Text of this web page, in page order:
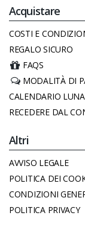
Acquistare
COSTI E
REGALO SICURO
FAQS
MODALITÀ DI
CALENDARIO
RECEDERE DAL
Altri
AVVISO LEGALE
POLITICA DEI
CONDIZIONI
POLITICA PRIVACY